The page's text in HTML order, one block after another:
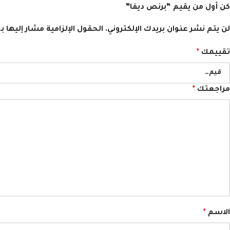
كن أول من يقيم “برنص ديفا”
لن يتم نشر عنوان بريدك الإلكتروني. الحقول الإلزامية مشار إليها
تقييمك *
مراجعتك *
الاسم *